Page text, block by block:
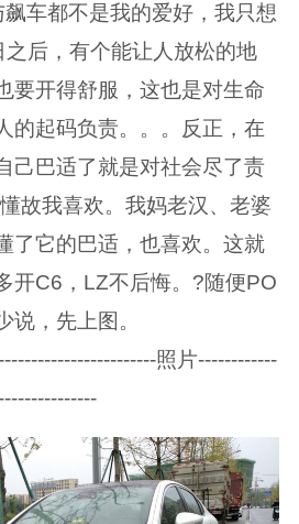
车都不是我的爱好，我只想
之后，有个能让人放松的地
要开得舒服，这也是对生命
的起码负责。。。反正，在
己巴适了就是对社会尽了责
故我喜欢。我妈老汉、老婆
了它的巴适，也喜欢。这就
开C6，LZ不后悔。?随便PO
说，先上图。
照片------------